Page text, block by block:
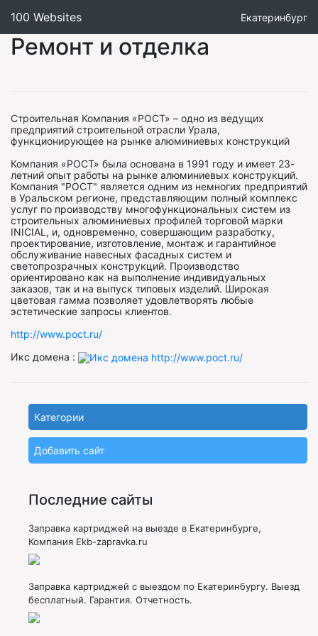
100 Websites Екатеринбург
Ремонт и отделка
Строительная Компания «РОСТ» – одно из ведущих
предприятий строительной отрасли Урала,
функционирующее на рынке алюминиевых конструкций
Компания «РОСТ» была основана в 1991 году и имеет 23-
летний опыт работы на рынке алюминиевых конструкций.
Компания "РОСТ" является одним из немногих предприятий
в Уральском регионе, представляющим полный комплекс
услуг по производству многофункциональных систем из
строительных алюминиевых профилей торговой марки
INICIAL, и, одновременно, совершающим разработку,
проектирование, изготовление, монтаж и гарантийное
обслуживание навесных фасадных систем и
светопрозрачных конструкций. Производство
ориентировано как на выполнение индивидуальных
заказов, так и на выпуск типовых изделий. Широкая
цветовая гамма позволяет удовлетворять любые
эстетические запросы клиентов.
http://www.poct.ru/
Икс домена :
Категории
Добавить сайт
Последние сайты
Заправка картриджей на выезде в Екатеринбурге,
Компания Ekb-zapravka.ru
Заправка картриджей с выездом по Екатеринбургу. Выезд
бесплатный. Гарантия. Отчетность.